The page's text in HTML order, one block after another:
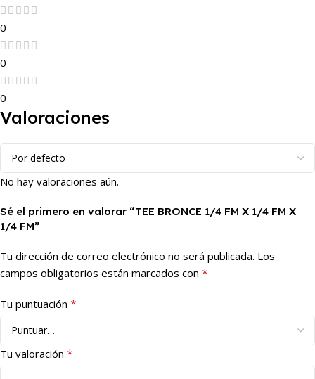
0
0
0
Valoraciones
No hay valoraciones aún.
Sé el primero en valorar “TEE BRONCE 1/4 FM X 1/4 FM X
1/4 FM”
Tu dirección de correo electrónico no será publicada. Los
campos obligatorios están marcados con *
Tu puntuación *
Tu valoración *